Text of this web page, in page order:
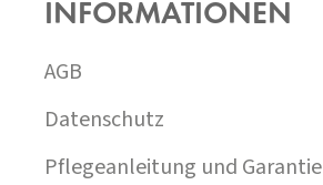
INFORMATIONEN
AGB
Datenschutz
Pflegeanleitung und Garantie